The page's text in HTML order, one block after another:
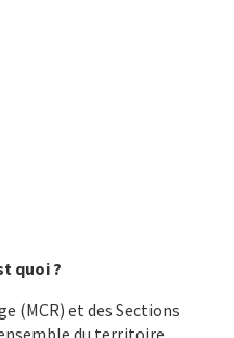
quoi ?
(MCR) et des Sections